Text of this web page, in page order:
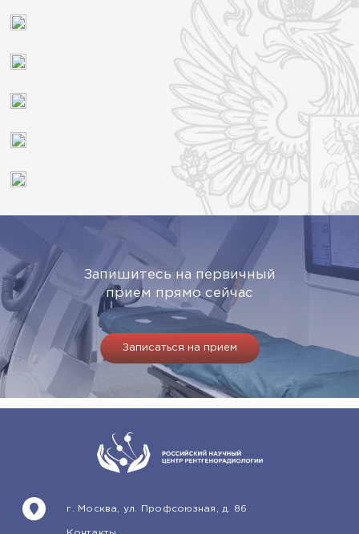
Запишитесь на первичный
прием прямо сейчас
Записаться на прием
г. Москва, ул. Профсоюзная, д. 86